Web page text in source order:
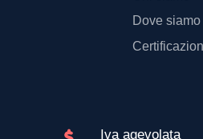
Dove siamo
Iva agevolata